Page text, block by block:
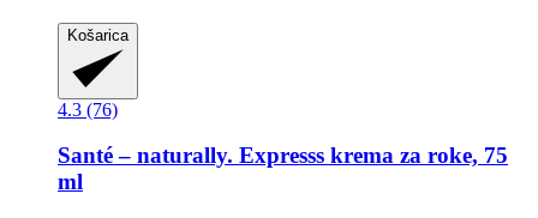
Košarica
4.3 (76)
Santé – naturally. Expresss krema za roke, 75
ml